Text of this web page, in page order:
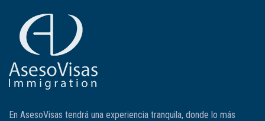
En AsesoVisas tendrá una experiencia tranquila, donde lo más